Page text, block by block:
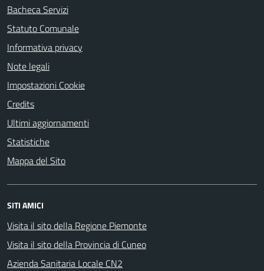
Bacheca Servizi
Statuto Comunale
Informativa privacy
Note legali
Impostazioni Cookie
Credits
Ultimi aggiornamenti
Statistiche
Mappa del Sito
SITI AMICI
Visita il sito della Regione Piemonte
Visita il sito della Provincia di Cuneo
Azienda Sanitaria Locale CN2